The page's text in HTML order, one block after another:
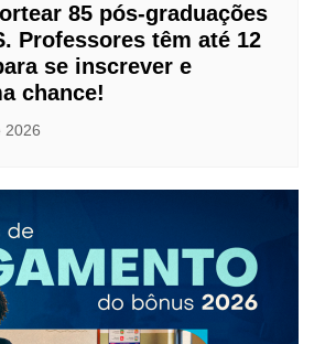
85 pós-graduações
Professores têm até 12
se inscrever e
chance!
2026